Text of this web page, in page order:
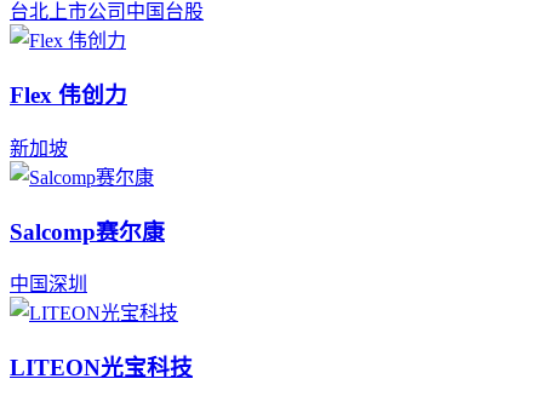
台北上市公司 中国 台股
Flex 伟创力
新加坡
Salcomp赛尔康
中国深圳
LITEON光宝科技